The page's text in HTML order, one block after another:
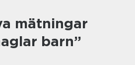
mätningar
barn”